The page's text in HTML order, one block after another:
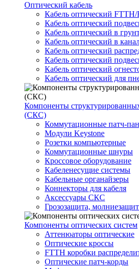
Оптический кабель
Кабель оптический
Кабель оптический
Кабель оптический в
Кабель оптический в
Кабель оптический
Кабель оптический
Кабель оптический
Кабель оптический для
Компоненты
(СКС)
Коммутационные патч-
Модули Keystone
Розетки компьютерные
Коммутационные шнуры
Кроссовое оборудование
Кабеленесущие системы
Кабельные органайзеры
Коннекторы для кабеля
Аксессуары СКС
Грозозащита,
Компоненты оптических систем
Аттенюаторы оптические
Оптические кроссы
FTTH коробки
Оптические патч-корды